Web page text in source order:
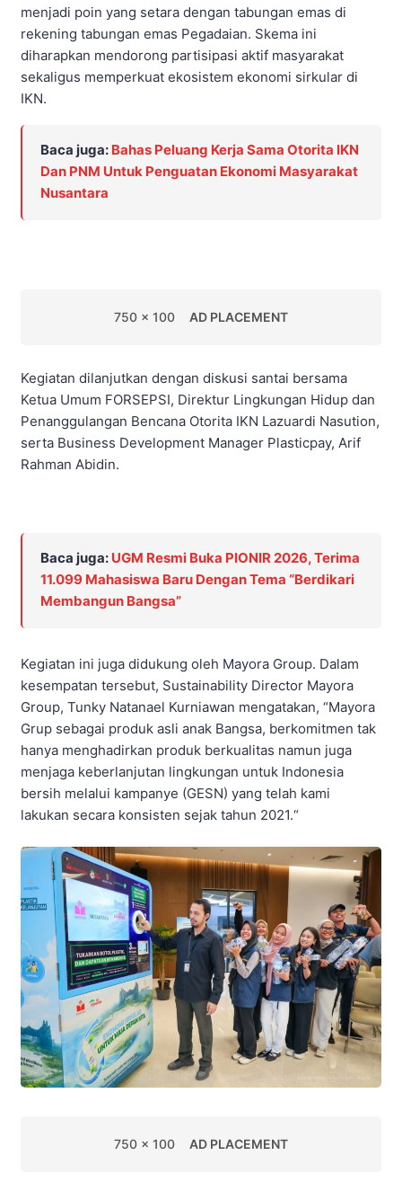
menjadi poin yang setara dengan tabungan emas di
rekening tabungan emas Pegadaian. Skema ini
diharapkan mendorong partisipasi aktif masyarakat
sekaligus memperkuat ekosistem ekonomi sirkular di
IKN.
Baca juga: Bahas Peluang Kerja Sama Otorita IKN
Dan PNM Untuk Penguatan Ekonomi Masyarakat
Nusantara
750 x 100 AD PLACEMENT
Kegiatan dilanjutkan dengan diskusi santai bersama
Ketua Umum FORSEPSI, Direktur Lingkungan Hidup dan
Penanggulangan Bencana Otorita IKN Lazuardi Nasution,
serta Business Development Manager Plasticpay, Arif
Rahman Abidin.
Baca juga: UGM Resmi Buka PIONIR 2026, Terima
11.099 Mahasiswa Baru Dengan Tema “Berdikari
Membangun Bangsa”
Kegiatan ini juga didukung oleh Mayora Group. Dalam
kesempatan tersebut, Sustainability Director Mayora
Group, Tunky Natanael Kurniawan mengatakan, “Mayora
Grup sebagai produk asli anak Bangsa, berkomitmen tak
hanya menghadirkan produk berkualitas namun juga
menjaga keberlanjutan lingkungan untuk Indonesia
bersih melalui kampanye (GESN) yang telah kami
lakukan secara konsisten sejak tahun 2021.“
750 x 100 AD PLACEMENT